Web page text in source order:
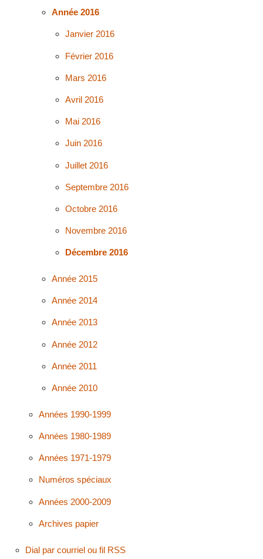
Année 2016
Janvier 2016
Février 2016
Mars 2016
Avril 2016
Mai 2016
Juin 2016
Juillet 2016
Septembre 2016
Octobre 2016
Novembre 2016
Décembre 2016
Année 2015
Année 2014
Année 2013
Année 2012
Année 2011
Année 2010
Années 1990-1999
Années 1980-1989
Années 1971-1979
Numéros spéciaux
Années 2000-2009
Archives papier
Dial par courriel ou fil RSS